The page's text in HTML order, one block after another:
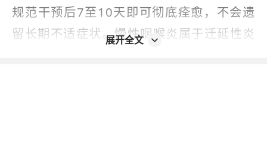
规范干预后7至10天即可彻底痊愈，不会遗
留长期不适症状。慢性咽喉炎属于迁延性炎
展开全文